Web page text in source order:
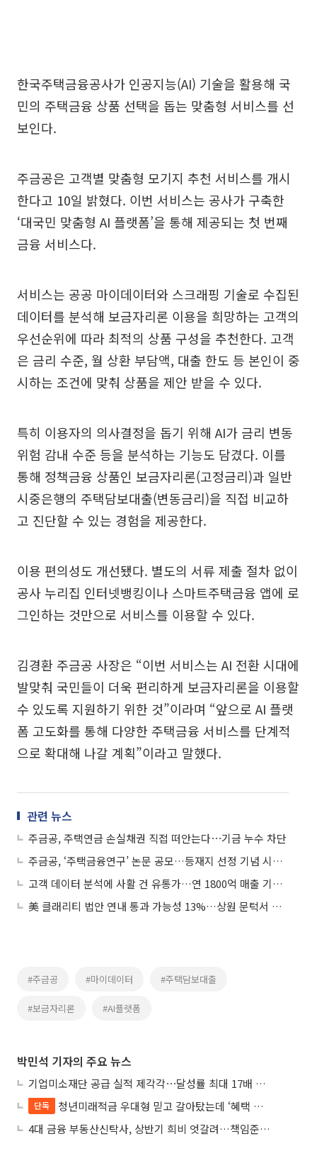
한국주택금융공사가 인공지능(AI) 기술을 활용해 국
민의 주택금융 상품 선택을 돕는 맞춤형 서비스를 선
보인다.
주금공은 고객별 맞춤형 모기지 추천 서비스를 개시
한다고 10일 밝혔다. 이번 서비스는 공사가 구축한
‘대국민 맞춤형 AI 플랫폼’을 통해 제공되는 첫 번째
금융 서비스다.
서비스는 공공 마이데이터와 스크래핑 기술로 수집된
데이터를 분석해 보금자리론 이용을 희망하는 고객의
우선순위에 따라 최적의 상품 구성을 추천한다. 고객
은 금리 수준, 월 상환 부담액, 대출 한도 등 본인이 중
시하는 조건에 맞춰 상품을 제안 받을 수 있다.
특히 이용자의 의사결정을 돕기 위해 AI가 금리 변동
위험 감내 수준 등을 분석하는 기능도 담겼다. 이를
통해 정책금융 상품인 보금자리론(고정금리)과 일반
시중은행의 주택담보대출(변동금리)을 직접 비교하
고 진단할 수 있는 경험을 제공한다.
이용 편의성도 개선됐다. 별도의 서류 제출 절차 없이
공사 누리집 인터넷뱅킹이나 스마트주택금융 앱에 로
그인하는 것만으로 서비스를 이용할 수 있다.
김경환 주금공 사장은 “이번 서비스는 AI 전환 시대에
발맞춰 국민들이 더욱 편리하게 보금자리론을 이용할
수 있도록 지원하기 위한 것”이라며 “앞으로 AI 플랫
폼 고도화를 통해 다양한 주택금융 서비스를 단계적
으로 확대해 나갈 계획”이라고 말했다.
관련 뉴스
주금공, 주택연금 손실채권 직접 떠안는다⋯기금 누수 차단
주금공, ‘주택금융연구’ 논문 공모…등재지 선정 기념 시상 신설
고객 데이터 분석에 사활 건 유통가…연 1800억 매출 기업, 마이데이터 적용에 ‘초긴장’
美 클래리티 법안 연내 통과 가능성 13%…상원 문턱서 제동
#주금공 #마이데이터 #주택담보대출
#보금자리론 #AI플랫폼
박민석 기자의 주요 뉴스
기업미소재단 공급 실적 제각각⋯달성률 최대 17배 차이
단독
청년미래적금 우대형 믿고 갈아탔는데 ‘혜택 반토막’…심사 오류에 가입자 혼선
4대 금융 부동산신탁사, 상반기 희비 엇갈려…책임준공 손실 반영 시점이 갈랐다